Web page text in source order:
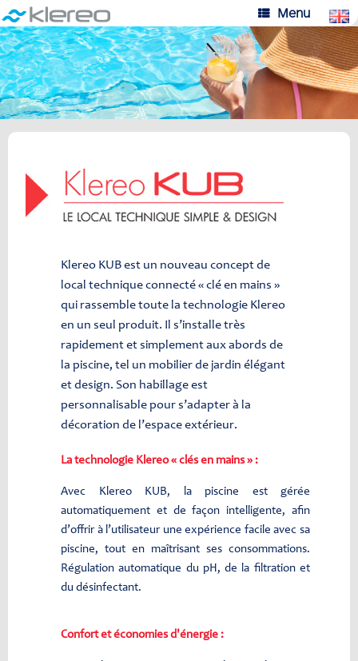
Skip
to
content
Menu
Klereo KUB est un nouveau concept de
local technique connecté « clé en mains »
qui rassemble toute la technologie Klereo
en un seul produit. Il s’installe très
rapidement et simplement aux abords de
la piscine, tel un mobilier de jardin élégant
et design. Son habillage est
personnalisable pour s’adapter à la
décoration de l’espace extérieur.
La technologie Klereo « clés en mains » :
Avec Klereo KUB, la piscine est gérée
automatiquement et de façon intelligente, afin
d’offrir à l’utilisateur une expérience facile avec sa
piscine, tout en maîtrisant ses consommations.
Régulation automatique du pH, de la filtration et
du désinfectant.
Confort et économies d'énergie :